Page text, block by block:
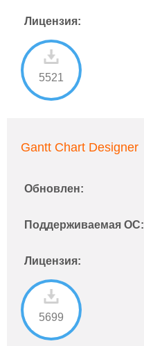
Лицензия:
5521
Gantt Chart Designer
Обновлен:
Поддерживаемая ОС:
Лицензия:
5699